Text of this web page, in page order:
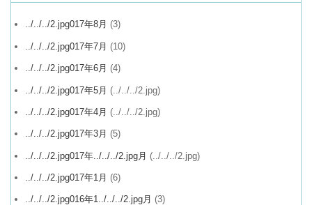
../../../2.jpg017年8月 (3)
../../../2.jpg017年7月 (10)
../../../2.jpg017年6月 (4)
../../../2.jpg017年5月 (../../../2.jpg)
../../../2.jpg017年4月 (../../../2.jpg)
../../../2.jpg017年3月 (5)
../../../2.jpg017年../../../2.jpg月 (../../../2.jpg)
../../../2.jpg017年1月 (6)
../../../2.jpg016年1../../../2.jpg月 (3)